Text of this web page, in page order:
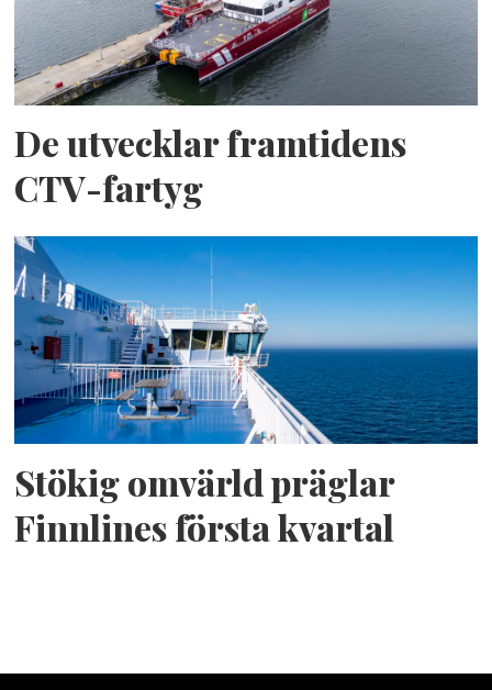
De utvecklar framtidens
CTV-fartyg
Stökig omvärld präglar
Finnlines första kvartal